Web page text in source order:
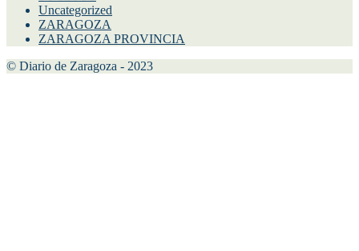
Uncategorized
ZARAGOZA
ZARAGOZA PROVINCIA
© Diario de Zaragoza - 2023